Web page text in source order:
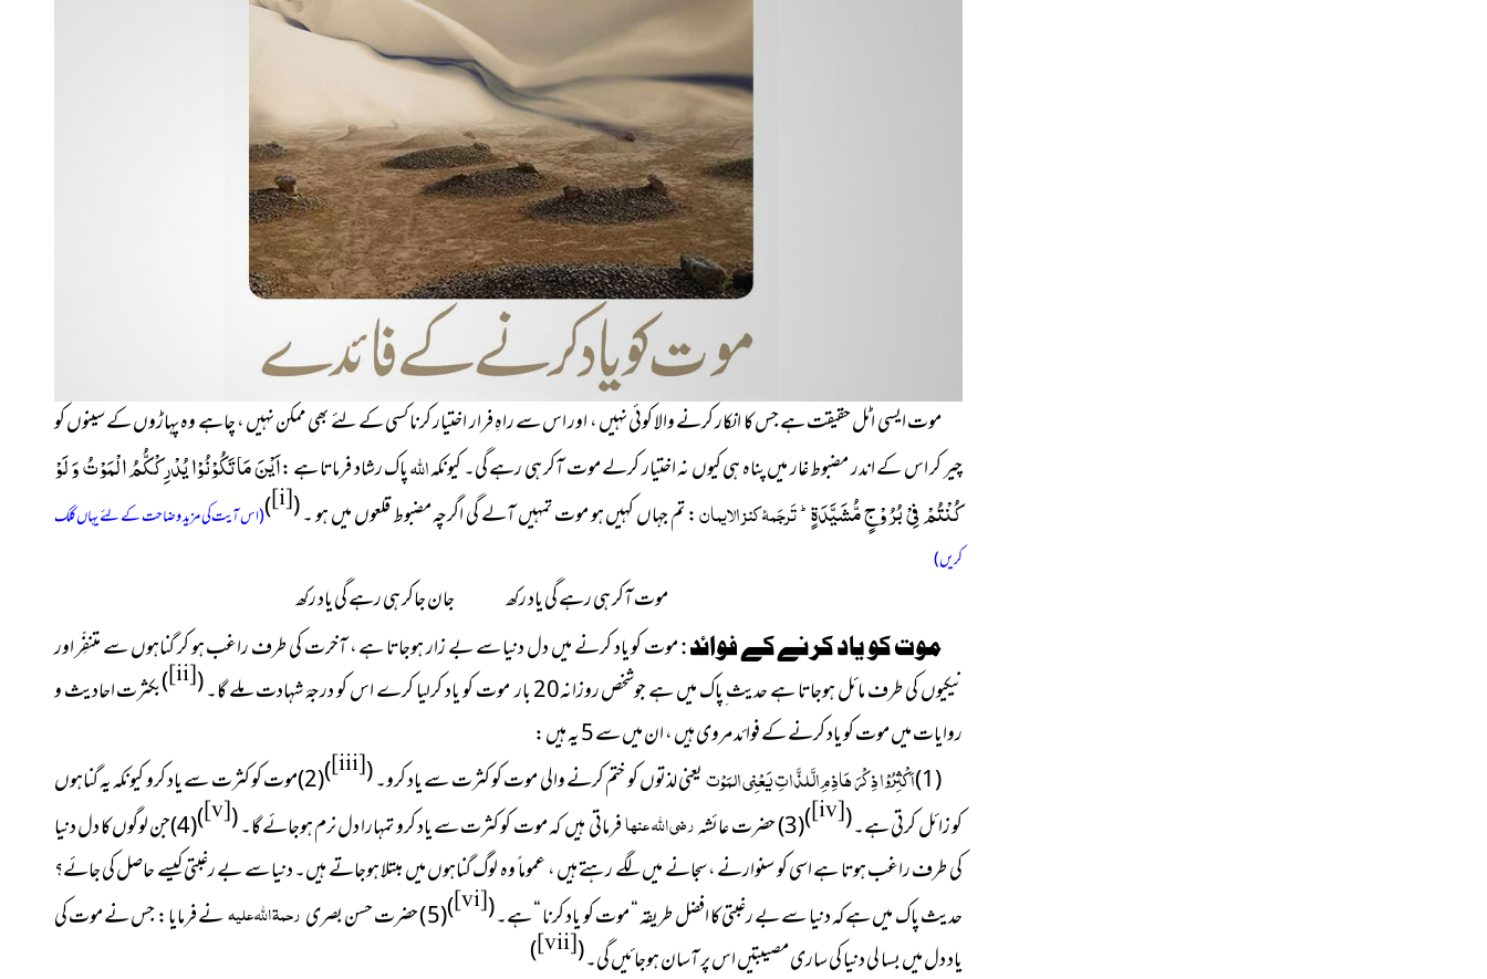
موت ایسی اٹل حقیقت ہے جس کا انکار کرنے والا کوئی نہیں ، اور اس سے راہِ فرار اختیار کرنا کسی کے لئے بھی ممکن نہیں ، چاہے وہ پہاڑوں کے سینوں کو
چیر کر اس کے اندر مضبوط غار میں پناہ ہی کیوں نہ اختیار کرلے موت آکر ہی رہے گی۔ کیونکہاللہپاک رشاد فرماتا ہے :اَیْنَ مَا تَكُوْنُوْا یُدْرِكْكُّمُ الْمَوْتُ وَ لَوْ
كُنْتُمْ فِیْ بُرُوْجٍ مُّشَیَّدَةٍؕ-تَرجَمۂ کنز الایمان:تم جہاں کہیں ہو موت تمہیں آلے گی اگرچہ مضبوط قلعوں میں ہو ۔(
[i]
)(اس آیت کی مزید وضاحت کے لئے یہاں کلک
کریں)
موت آکر ہی رہے گی یاد رکھ جان جاکر ہی رہے گی یاد رکھ
موت کو یاد کرنے کے فوائد :موت کو یاد کرنے میں دل دنیا سے بے زار ہوجاتا ہے ، آخرت کی طرف راغب ہو کر گناہوں سے متنفِّر اور
نیکیوں کی طرف مائل ہوجاتا ہے حدیث ِپاک میں ہے جوشخص روزانہ20 بار موت کو یاد کرلیا کرے اس کو درجۂ شہادت ملے گا۔
(
[ii]
)بکثرت احادیث و
روایات میں موت کو یاد کرنے کے فوائد مروی ہیں ، ان میں سے 5 یہ ہیں :
(1) اَکْثِرُوْا ذِکْرَ ھَاذِمِ الَّلذَّاتِ یَعْنِی المَوْتیعنی لذتوں کو ختم کرنے والی موت کو کثرت سے یاد کرو۔(
[iii]
) (2)موت کو کثرت سے یاد کرو کیونکہ یہ گناہوں
کو زائل کرتی ہے۔(
[iv]
)(3) حضرت عائشہ رضی اللہ عنھافرماتی ہیں کہ موت کو کثرت سے یاد کرو تمہارا دل نرم ہوجائے گا۔(
[v]
) (4)جن لوگوں کا دل دنیا
کی طرف راغب ہوتا ہے اسی کو سنوارنے ، سجانے میں لگے رہتے ہیں ، عموما ً وہ لوگ گناہوں میں مبتلا ہوجاتے ہیں۔ دنیا سے بے رغبتی کیسے حاصل کی جائے؟
حدیث پاک میں ہے کہ دنیا سے بے رغبتی کا افضل طریقہ “ موت کو یاد کرنا “ ہے۔(
[vi]
)(5) حضرت حسن بصری رحمۃ اللہ علیہنے فرمایا : جس نے موت کی
یاد دل میں بسا لی دنیا کی ساری مصیبتیں اس پر آسان ہوجائیں گی۔(
[vii]
)